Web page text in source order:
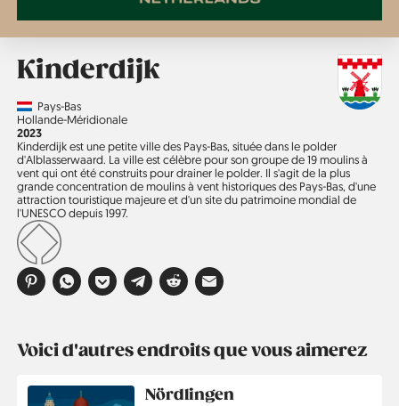
Kinderdijk
CountryPays-Bas
Région
Hollande-Méridionale
Année
2023
Kinderdijk est une petite ville des Pays-Bas, située dans le polder
d'Alblasserwaard. La ville est célèbre pour son groupe de 19 moulins à
vent qui ont été construits pour drainer le polder. Il s'agit de la plus
grande concentration de moulins à vent historiques des Pays-Bas, d'une
attraction touristique majeure et d'un site du patrimoine mondial de
l'UNESCO depuis 1997.
Voici d'autres endroits que vous aimerez
Nördlingen